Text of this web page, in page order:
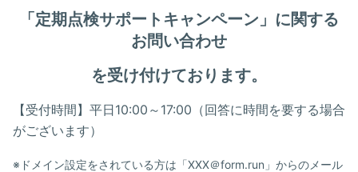
「定期点検サポートキャンペーン」に関する
お問い合わせ
を受け付けております。
【受付時間】平日10:00～17:00（回答に時間を要する場合
がございます）
※ドメイン設定をされている方は「XXX＠form.run」からのメール